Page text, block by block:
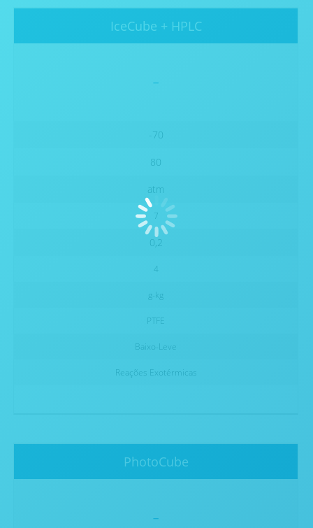
IceCube + HPLC
-
-70
80
atm
7
0,2
4
g-kg
PTFE
Baixo-Leve
Reações Exotérmicas
PhotoCube
-